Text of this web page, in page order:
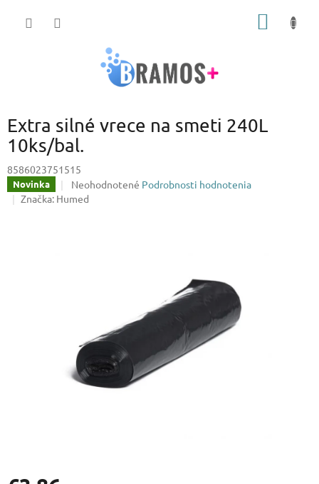
Extra silné vrece na smeti 240L
10ks/bal.
8586023751515
Novinka
Priemerné
hodnotenie
Neohodnotené Podrobnosti hodnotenia
Značka: Humed